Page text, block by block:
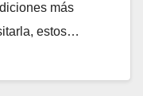
más
estos…